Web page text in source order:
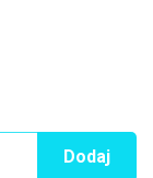
Dodaj